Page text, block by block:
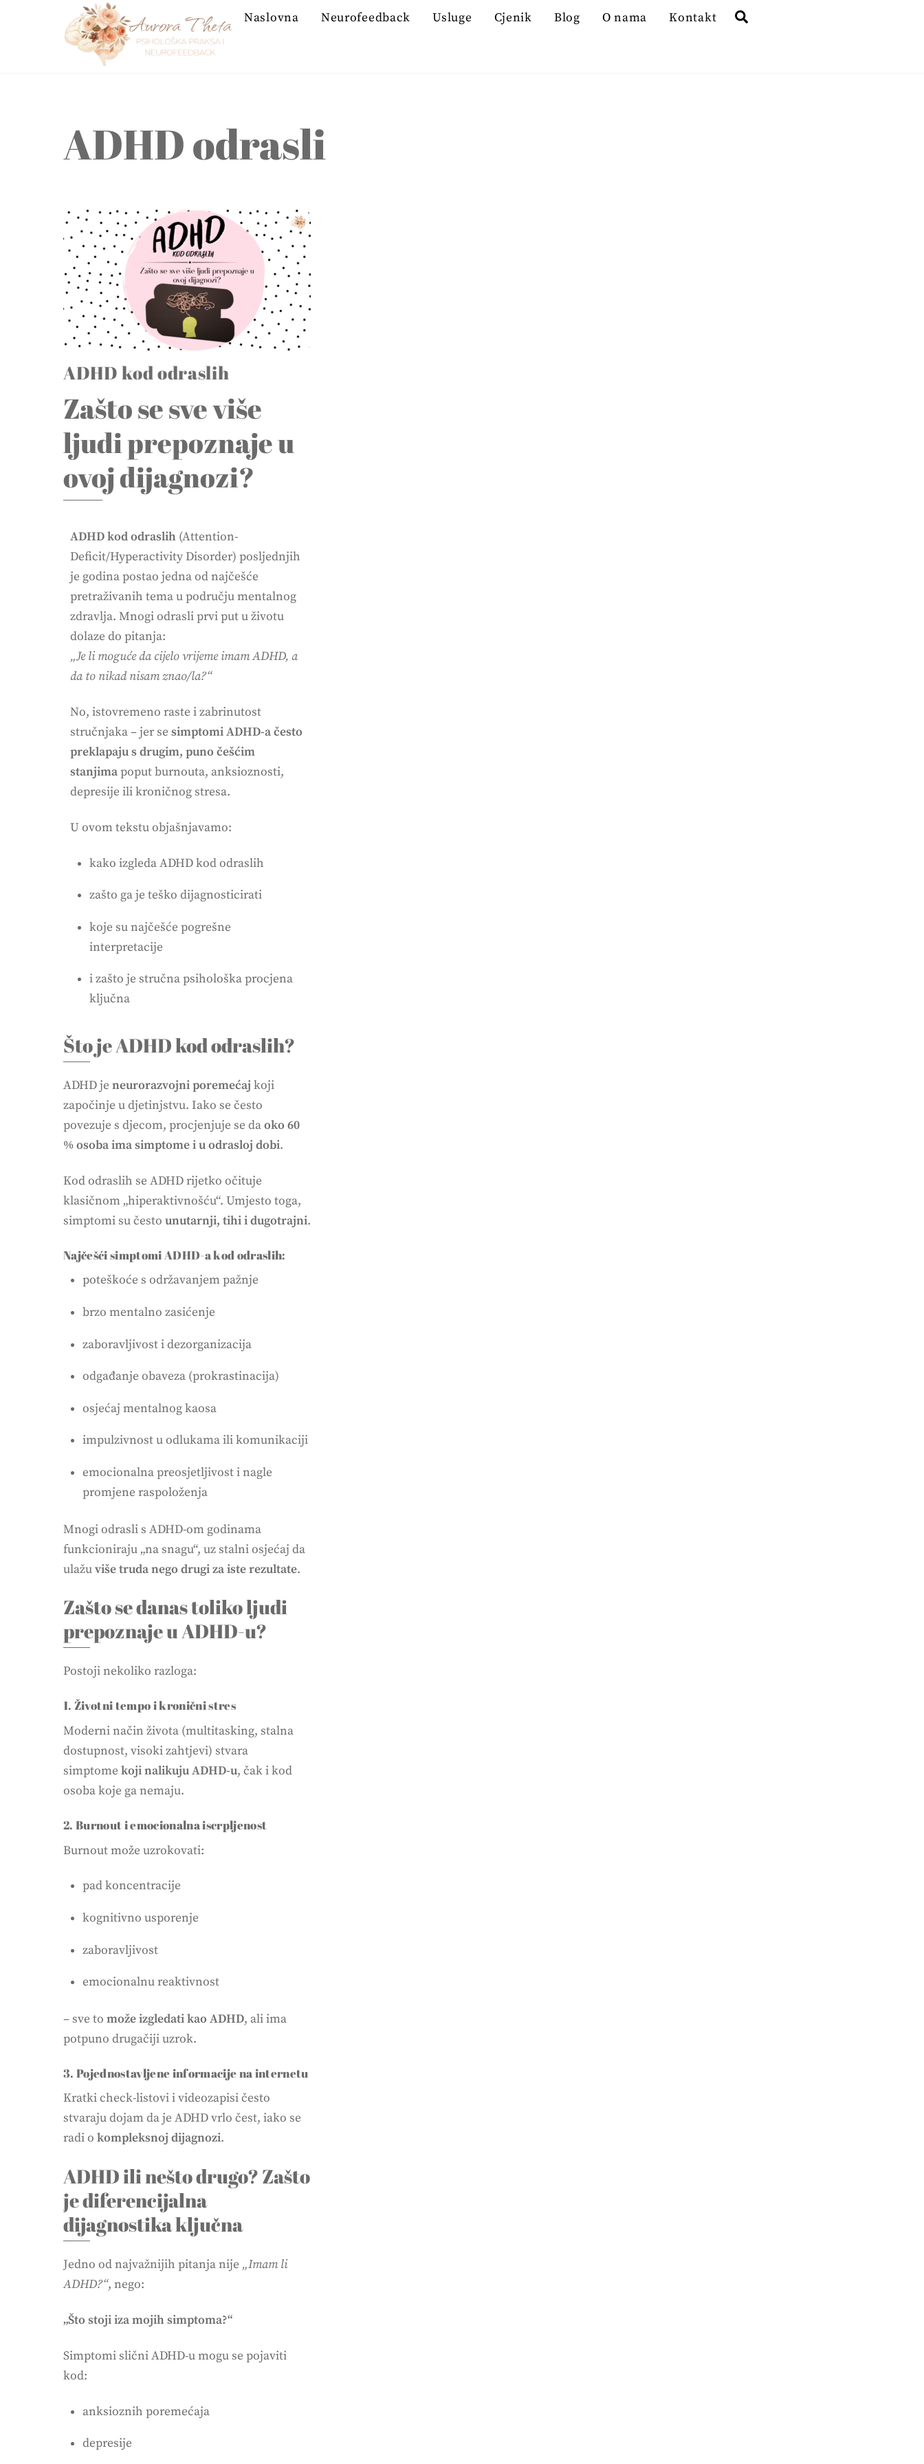
Naslovna Neurofeedback Usluge Cjenik Blog O nama Kontakt
ADHD odrasli
ADHD kod odraslih
Zašto se sve više
ljudi prepoznaje u
ovoj dijagnozi?
ADHD kod odraslih (Attention-
Deficit/Hyperactivity Disorder) posljednjih
je godina postao jedna od najčešće
pretraživanih tema u području mentalnog
zdravlja. Mnogi odrasli prvi put u životu
dolaze do pitanja:
„Je li moguće da cijelo vrijeme imam ADHD, a
da to nikad nisam znao/la?“
No, istovremeno raste i zabrinutost
stručnjaka – jer se simptomi ADHD-a često
preklapaju s drugim, puno češćim
stanjimapoput burnouta, anksioznosti,
depresije ili kroničnog stresa.
U ovom tekstu objašnjavamo:
kako izgleda ADHD kod odraslih
zašto ga je teško dijagnosticirati
koje su najčešće pogrešne
interpretacije
i zašto je stručna psihološka procjena
ključna
Što je ADHD kod odraslih?
ADHD je neurorazvojni poremećaj koji
započinje u djetinjstvu. Iako se često
povezuje s djecom, procjenjuje se daoko 60
% osoba ima simptome i u odrasloj dobi.
Kod odraslih se ADHD rijetko očituje
klasičnom „hiperaktivnošću“. Umjesto toga,
simptomi su često unutarnji, tihi i dugotrajni.
Najčešći simptomi ADHD-a kod odraslih:
poteškoće s održavanjem pažnje
brzo mentalno zasićenje
zaboravljivost i dezorganizacija
odgađanje obaveza (prokrastinacija)
osjećaj mentalnog kaosa
impulzivnost u odlukama ili komunikaciji
emocionalna preosjetljivost i nagle
promjene raspoloženja
Mnogi odrasli s ADHD-om godinama
funkcioniraju „na snagu“, uz stalni osjećaj da
ulažuviše truda nego drugi za iste rezultate.
Zašto se danas toliko ljudi
prepoznaje u ADHD-u?
Postoji nekoliko razloga:
1. Životni tempo i kronični stres
Moderni način života (multitasking, stalna
dostupnost, visoki zahtjevi) stvara
simptome koji nalikuju ADHD-u, čak i kod
osoba koje ga nemaju.
2. Burnout i emocionalna iscrpljenost
Burnout može uzrokovati:
pad koncentracije
kognitivno usporenje
zaboravljivost
emocionalnu reaktivnost
– sve to može izgledati kao ADHD, ali ima
potpuno drugačiji uzrok.
3. Pojednostavljene informacije na internetu
Kratki check-listovi i videozapisi često
stvaraju dojam da je ADHD vrlo čest, iako se
radi o kompleksnoj dijagnozi.
ADHD ili nešto drugo? Zašto
je diferencijalna
dijagnostika ključna
Jedno od najvažnijih pitanja nije „Imam li
ADHD?“, nego:
„Što stoji iza mojih simptoma?“
Simptomi slični ADHD-u mogu se pojaviti
kod:
anksioznih poremećaja
depresije